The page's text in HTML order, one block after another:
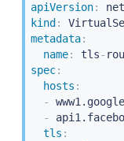
apiVersion:
kind :
metadata:
name: tls-
spec:
hosts :
-
-
tls :